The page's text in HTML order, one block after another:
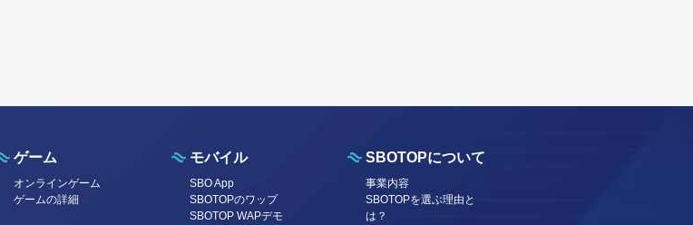
ゲーム
オンラインゲーム
ゲームの詳細
モバイル
SBO App
SBOTOPのワップ
SBOTOP WAPデモ
SBOTOPについて
事業内容
SBOTOPを選ぶ理由と
は？